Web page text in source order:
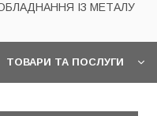
ІЗ МЕТАЛУ
ТОВАРИ ТА ПОСЛУГИ